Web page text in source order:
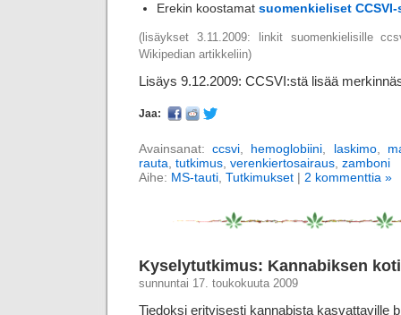
Erekin koostamat suomenkieliset
(lisäykset 3.11.2009: linkit suomenkielisille
Wikipedian artikkeliin)
Lisäys 9.12.2009: CCSVI:stä lisää
Jaa:
Avainsanat:ccsvi hemoglobiini laskimo,
rauta tutkimus verenkiertosairaus zamboni
Aihe: MS-tauti Tutkimukset | 2 kommenttia »
Kyselytutkimus: Kannabiksen
sunnuntai 17. toukokuuta 2009
Tiedoksi erityisesti kannabista kasvattaville